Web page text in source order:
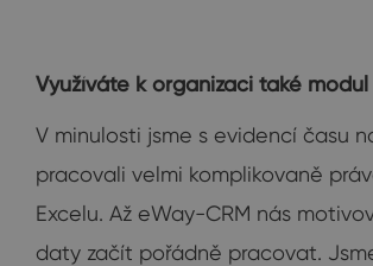
Využíváte k organizaci také
V minulosti jsme s evidencí času
pracovali velmi komplikovaně
Excelu. Až eWay-CRM nás
daty začít pořádně pracovat.